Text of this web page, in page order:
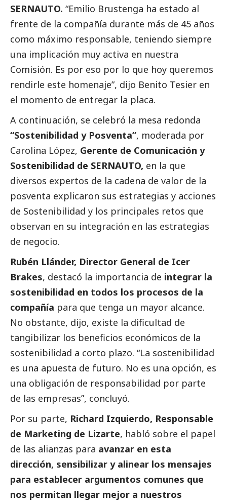
SERNAUTO. “Emilio Brustenga ha estado al
frente de la compañía durante más de 45 años
como máximo responsable, teniendo siempre
una implicación muy activa en nuestra
Comisión. Es por eso por lo que hoy queremos
rendirle este homenaje”, dijo Benito Tesier en
el momento de entregar la placa.
A continuación, se celebró la mesa redonda
“Sostenibilidad y Posventa”, moderada por
Carolina López, Gerente de Comunicación y
Sostenibilidad de SERNAUTO, en la que
diversos expertos de la cadena de valor de la
posventa explicaron sus estrategias y acciones
de Sostenibilidad y los principales retos que
observan en su integración en las estrategias
de negocio.
Rubén Llánder, Director General de Icer
Brakes, destacó la importancia de integrar la
sostenibilidad en todos los procesos de la
compañía para que tenga un mayor alcance.
No obstante, dijo, existe la dificultad de
tangibilizar los beneficios económicos de la
sostenibilidad a corto plazo. “La sostenibilidad
es una apuesta de futuro. No es una opción, es
una obligación de responsabilidad por parte
de las empresas”, concluyó.
Por su parte, Richard Izquierdo, Responsable
de Marketing de Lizarte, habló sobre el papel
de las alianzas para avanzar en esta
dirección, sensibilizar y alinear los mensajes
para establecer argumentos comunes que
nos permitan llegar mejor a nuestros